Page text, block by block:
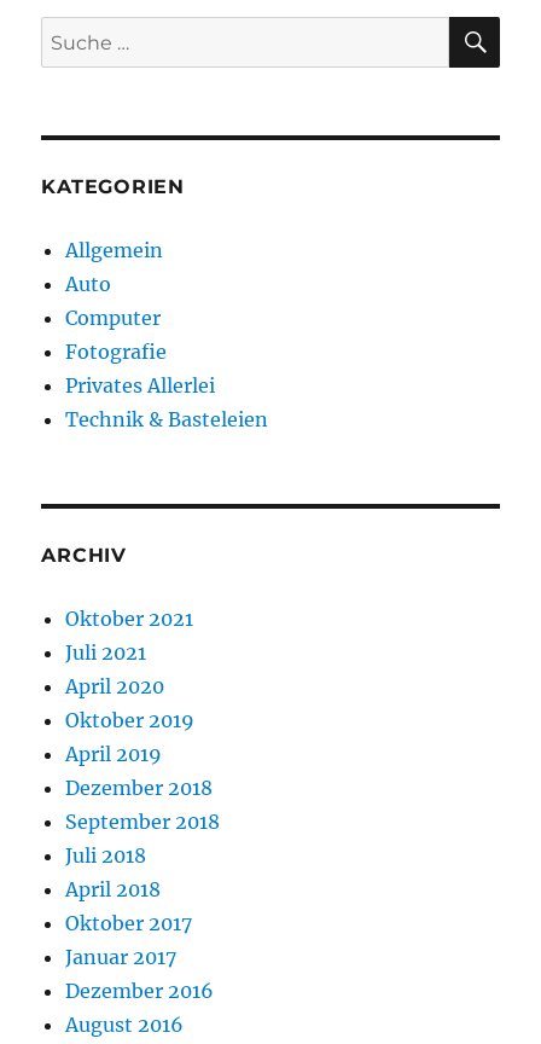
Suche
nach:
KATEGORIEN
Allgemein
Auto
Computer
Fotografie
Privates Allerlei
Technik & Basteleien
ARCHIV
Oktober 2021
Juli 2021
April 2020
Oktober 2019
April 2019
Dezember 2018
September 2018
Juli 2018
April 2018
Oktober 2017
Januar 2017
Dezember 2016
August 2016